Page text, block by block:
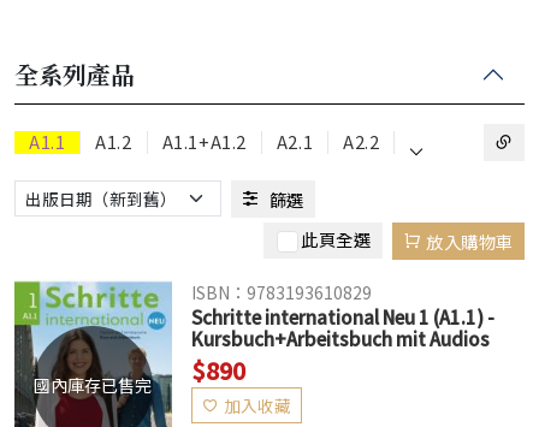
全系列產品
A1.1 A1.2 A1.1+A1.2 A2.1 A2.2 ⌵
篩選
此頁全選
放入購物車
國內庫存已售完
ISBN：9783193610829
Schritte international Neu 1 (A1.1) -
Kursbuch+Arbeitsbuch mit Audios
online 課本+練習本+練習本音檔線上下載
$890
加入收藏